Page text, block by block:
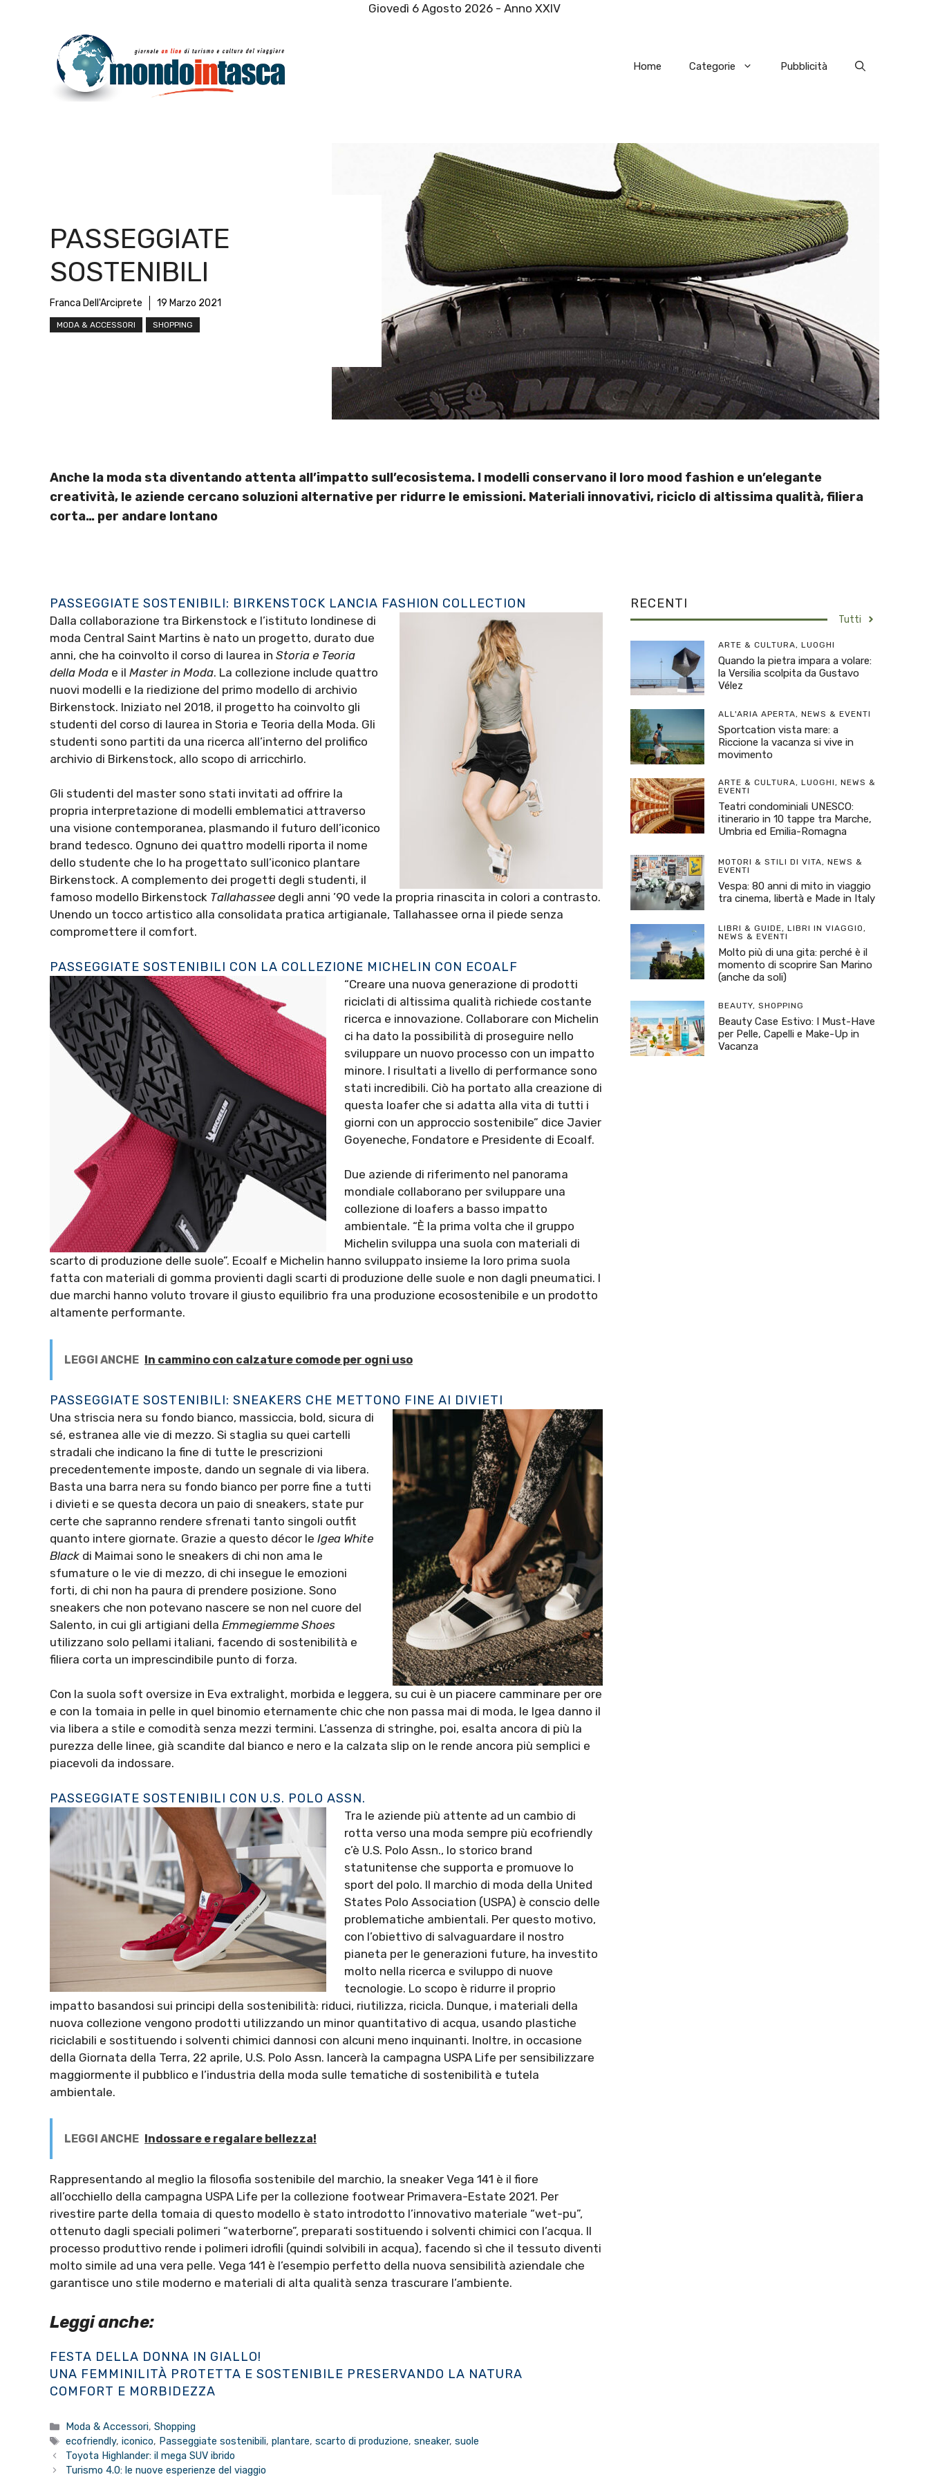
Giovedì 6 Agosto 2026 - Anno XXIV
Home Categorie Pubblicità
PASSEGGIATE
SOSTENIBILI
Franca Dell'Arciprete 19 Marzo 2021
MODA & ACCESSORI SHOPPING
Anche la moda sta diventando attenta all’impatto sull’ecosistema. I modelli conservano il loro mood fashion e un’elegante
creatività, le aziende cercano soluzioni alternative per ridurre le emissioni. Materiali innovativi, riciclo di altissima qualità, filiera
corta… per andare lontano
PASSEGGIATE SOSTENIBILI: BIRKENSTOCK LANCIA FASHION COLLECTION
Dalla collaborazione tra Birkenstock e l’istituto londinese di
moda Central Saint Martins è nato un progetto, durato due
anni, che ha coinvolto il corso di laurea in Storia e Teoria
della Moda e il Master in Moda. La collezione include quattro
nuovi modelli e la riedizione del primo modello di archivio
Birkenstock. Iniziato nel 2018, il progetto ha coinvolto gli
studenti del corso di laurea in Storia e Teoria della Moda. Gli
studenti sono partiti da una ricerca all’interno del prolifico
archivio di Birkenstock, allo scopo di arricchirlo.
Gli studenti del master sono stati invitati ad offrire la
propria interpretazione di modelli emblematici attraverso
una visione contemporanea, plasmando il futuro dell’iconico
brand tedesco. Ognuno dei quattro modelli riporta il nome
dello studente che lo ha progettato sull’iconico plantare
Birkenstock. A complemento dei progetti degli studenti, il
famoso modello Birkenstock Tallahassee degli anni ’90 vede la propria rinascita in colori a contrasto.
Unendo un tocco artistico alla consolidata pratica artigianale, Tallahassee orna il piede senza
compromettere il comfort.
PASSEGGIATE SOSTENIBILI CON LA COLLEZIONE MICHELIN CON ECOALF
“Creare una nuova generazione di prodotti
riciclati di altissima qualità richiede costante
ricerca e innovazione. Collaborare con Michelin
ci ha dato la possibilità di proseguire nello
sviluppare un nuovo processo con un impatto
minore. I risultati a livello di performance sono
stati incredibili. Ciò ha portato alla creazione di
questa loafer che si adatta alla vita di tutti i
giorni con un approccio sostenibile” dice Javier
Goyeneche, Fondatore e Presidente di Ecoalf.
Due aziende di riferimento nel panorama
mondiale collaborano per sviluppare una
collezione di loafers a basso impatto
ambientale. “È la prima volta che il gruppo
Michelin sviluppa una suola con materiali di
scarto di produzione delle suole”. Ecoalf e Michelin hanno sviluppato insieme la loro prima suola
fatta con materiali di gomma provienti dagli scarti di produzione delle suole e non dagli pneumatici. I
due marchi hanno voluto trovare il giusto equilibrio fra una produzione ecosostenibile e un prodotto
altamente performante.
LEGGI ANCHE In cammino con calzature comode per ogni uso
PASSEGGIATE SOSTENIBILI: SNEAKERS CHE METTONO FINE AI DIVIETI
Una striscia nera su fondo bianco, massiccia, bold, sicura di
sé, estranea alle vie di mezzo. Si staglia su quei cartelli
stradali che indicano la fine di tutte le prescrizioni
precedentemente imposte, dando un segnale di via libera.
Basta una barra nera su fondo bianco per porre fine a tutti
i divieti e se questa decora un paio di sneakers, state pur
certe che sapranno rendere sfrenati tanto singoli outfit
quanto intere giornate. Grazie a questo décor le Igea White
Black di Maimai sono le sneakers di chi non ama le
sfumature o le vie di mezzo, di chi insegue le emozioni
forti, di chi non ha paura di prendere posizione. Sono
sneakers che non potevano nascere se non nel cuore del
Salento, in cui gli artigiani della Emmegiemme Shoes
utilizzano solo pellami italiani, facendo di sostenibilità e
filiera corta un imprescindibile punto di forza.
Con la suola soft oversize in Eva extralight, morbida e leggera, su cui è un piacere camminare per ore
e con la tomaia in pelle in quel binomio eternamente chic che non passa mai di moda, le Igea danno il
via libera a stile e comodità senza mezzi termini. L’assenza di stringhe, poi, esalta ancora di più la
purezza delle linee, già scandite dal bianco e nero e la calzata slip on le rende ancora più semplici e
piacevoli da indossare.
PASSEGGIATE SOSTENIBILI CON U.S. POLO ASSN.
Tra le aziende più attente ad un cambio di
rotta verso una moda sempre più ecofriendly
c’è U.S. Polo Assn., lo storico brand
statunitense che supporta e promuove lo
sport del polo. Il marchio di moda della United
States Polo Association (USPA) è conscio delle
problematiche ambientali. Per questo motivo,
con l’obiettivo di salvaguardare il nostro
pianeta per le generazioni future, ha investito
molto nella ricerca e sviluppo di nuove
tecnologie. Lo scopo è ridurre il proprio
impatto basandosi sui principi della sostenibilità: riduci, riutilizza, ricicla. Dunque, i materiali della
nuova collezione vengono prodotti utilizzando un minor quantitativo di acqua, usando plastiche
riciclabili e sostituendo i solventi chimici dannosi con alcuni meno inquinanti. Inoltre, in occasione
della Giornata della Terra, 22 aprile, U.S. Polo Assn. lancerà la campagna USPA Life per sensibilizzare
maggiormente il pubblico e l’industria della moda sulle tematiche di sostenibilità e tutela
ambientale.
LEGGI ANCHE Indossare e regalare bellezza!
Rappresentando al meglio la filosofia sostenibile del marchio, la sneaker Vega 141 è il fiore
all’occhiello della campagna USPA Life per la collezione footwear Primavera-Estate 2021. Per
rivestire parte della tomaia di questo modello è stato introdotto l’innovativo materiale “wet-pu”,
ottenuto dagli speciali polimeri “waterborne”, preparati sostituendo i solventi chimici con l’acqua. Il
processo produttivo rende i polimeri idrofili (quindi solvibili in acqua), facendo sì che il tessuto diventi
molto simile ad una vera pelle. Vega 141 è l’esempio perfetto della nuova sensibilità aziendale che
garantisce uno stile moderno e materiali di alta qualità senza trascurare l’ambiente.
Leggi anche:
FESTA DELLA DONNA IN GIALLO!
UNA FEMMINILITÀ PROTETTA E SOSTENIBILE PRESERVANDO LA NATURA
COMFORT E MORBIDEZZA
Categorie
Moda & Accessori,Shopping
Tag
ecofriendly,iconico, Passeggiate sostenibili,plantare,scarto di produzione,sneaker,suole
Toyota Highlander: il mega SUV ibrido
Turismo 4.0: le nuove esperienze del viaggio
RECENTI
Tutti
ARTE & CULTURA, LUOGHI
Quando la pietra impara a volare:
la Versilia scolpita da Gustavo
Vélez
ALL'ARIA APERTA, NEWS & EVENTI
Sportcation vista mare: a
Riccione la vacanza si vive in
movimento
ARTE & CULTURA, LUOGHI, NEWS &
EVENTI
Teatri condominiali UNESCO:
itinerario in 10 tappe tra Marche,
Umbria ed Emilia-Romagna
MOTORI & STILI DI VITA, NEWS &
EVENTI
Vespa: 80 anni di mito in viaggio
tra cinema, libertà e Made in Italy
LIBRI & GUIDE, LIBRI IN VIAGGIO,
NEWS & EVENTI
Molto più di una gita: perché è il
momento di scoprire San Marino
(anche da soli)
BEAUTY, SHOPPING
Beauty Case Estivo: I Must-Have
per Pelle, Capelli e Make-Up in
Vacanza